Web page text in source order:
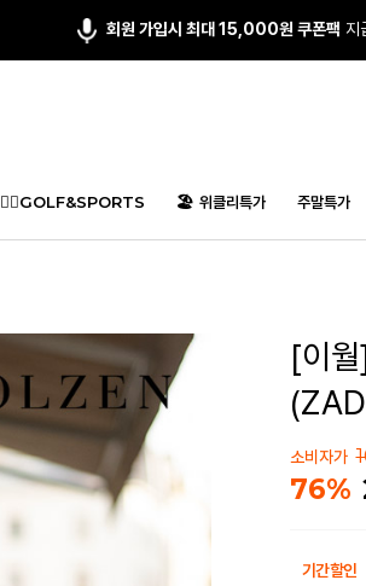
회원 가입시 최대 15,000원 쿠폰팩 지
🏌️‍♂️GOLF&SPORTS 🏖️ 위클리특가 주말특가
[이
소비자가
76%
기간할인